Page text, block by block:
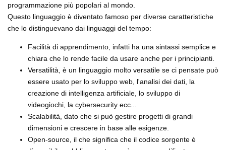
programmazione più popolari al mondo.
Questo linguaggio è diventato famoso per diverse caratteristiche
che lo distinguevano dai linguaggi del tempo:
Facilità di apprendimento, infatti ha una sintassi semplice e
chiara che lo rende facile da usare anche per i principianti.
Versatilità, è un linguaggio molto versatile se ci pensate può
essere usato per lo sviluppo web, l'analisi dei dati, la
creazione di intelligenza artificiale, lo sviluppo di
videogiochi, la cybersecurity ecc...
Scalabilità, dato che si può gestire progetti di grandi
dimensioni e crescere in base alle esigenze.
Open-source, il che significa che il codice sorgente è